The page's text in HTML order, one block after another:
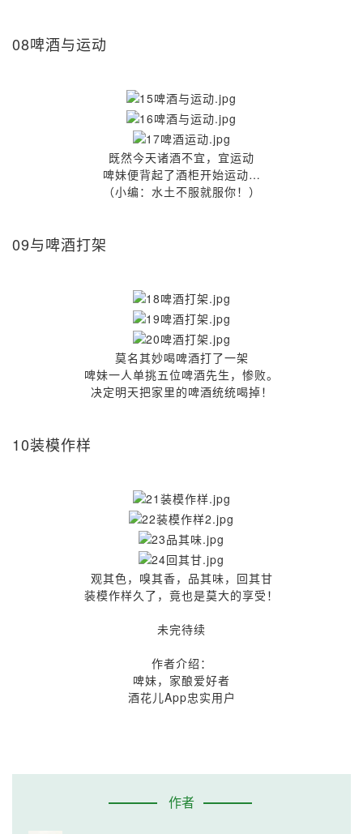
08啤酒与运动
既然今天诸酒不宜，宜运动
啤妹便背起了酒柜开始运动…
（小编：水土不服就服你！）
09与啤酒打架
莫名其妙喝啤酒打了一架
啤妹一人单挑五位啤酒先生，惨败。
决定明天把家里的啤酒统统喝掉！
10装模作样
观其色，嗅其香，品其味，回其甘
装模作样久了，竟也是莫大的享受！
未完待续
作者介绍：
啤妹，家酿爱好者
酒花儿App忠实用户
作者